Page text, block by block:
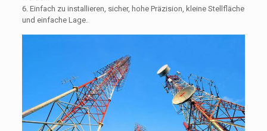
6. Einfach zu installieren, sicher, hohe Präzision, kleine Stellfläche
und einfache Lage.